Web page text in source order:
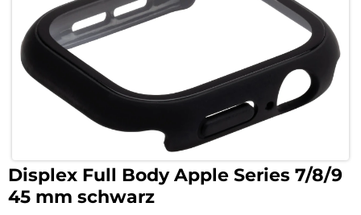
Displex Full Body Apple Series 7/8/9
45 mm schwarz